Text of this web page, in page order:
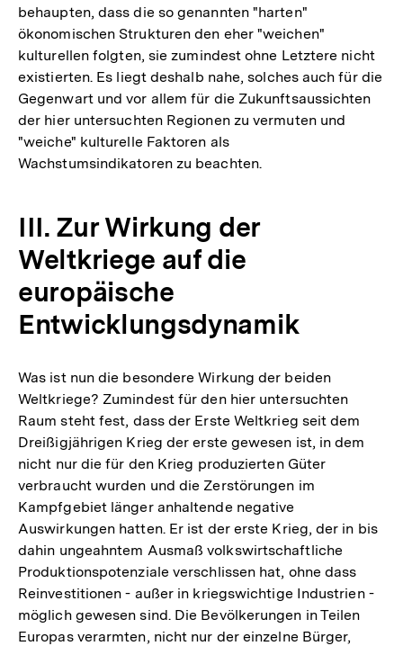
behaupten, dass die so genannten "harten"
ökonomischen Strukturen den eher "weichen"
kulturellen folgten, sie zumindest ohne Letztere nicht
existierten. Es liegt deshalb nahe, solches auch für die
Gegenwart und vor allem für die Zukunftsaussichten
der hier untersuchten Regionen zu vermuten und
"weiche" kulturelle Faktoren als
Wachstumsindikatoren zu beachten.
III. Zur Wirkung der
Weltkriege auf die
europäische
Entwicklungsdynamik
Was ist nun die besondere Wirkung der beiden
Weltkriege? Zumindest für den hier untersuchten
Raum steht fest, dass der Erste Weltkrieg seit dem
Dreißigjährigen Krieg der erste gewesen ist, in dem
nicht nur die für den Krieg produzierten Güter
verbraucht wurden und die Zerstörungen im
Kampfgebiet länger anhaltende negative
Auswirkungen hatten. Er ist der erste Krieg, der in bis
dahin ungeahntem Ausmaß volkswirtschaftliche
Produktionspotenziale verschlissen hat, ohne dass
Reinvestitionen - außer in kriegswichtige Industrien -
möglich gewesen sind. Die Bevölkerungen in Teilen
Europas verarmten, nicht nur der einzelne Bürger,